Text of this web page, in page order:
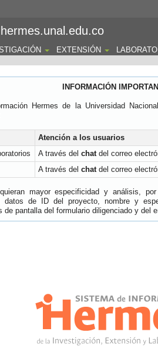
hermes.unal.edu.co
EXTENSIÓN
INFORMACIÓN
Hermes de la Universidad
Atención a los usuarios
A través del chatdel correo
A través del chatdel correo
mayor especificidad y análisis,
datos de ID del proyecto, nombre y
de pantalla del formulario diligenciado y del